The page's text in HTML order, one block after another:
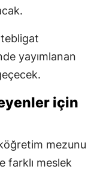
tebligat
yayımlanan
için
mezunu
farklı meslek